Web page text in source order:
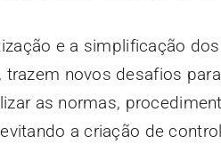
e a simplificação
novos desafios
as normas,
a criação de